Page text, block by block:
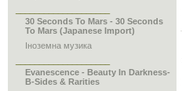
30 Seconds To Mars - 30 Seconds
To Mars (Japanese Import)
Іноземна музика
Evanescence - Beauty In Darkness-
B-Sides & Rarities